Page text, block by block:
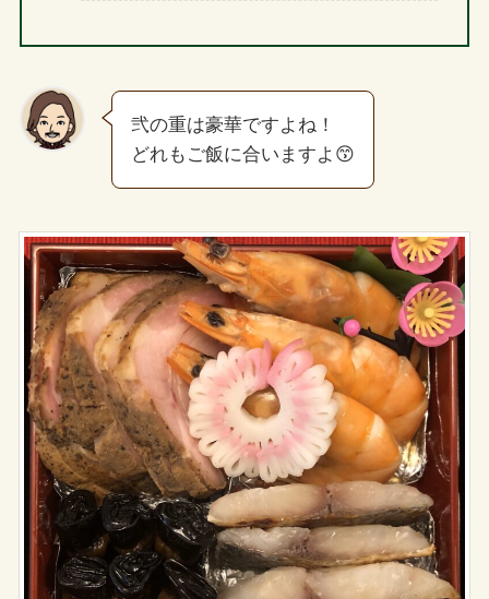
弐の重は豪華ですよね！
どれもご飯に合いますよ😙